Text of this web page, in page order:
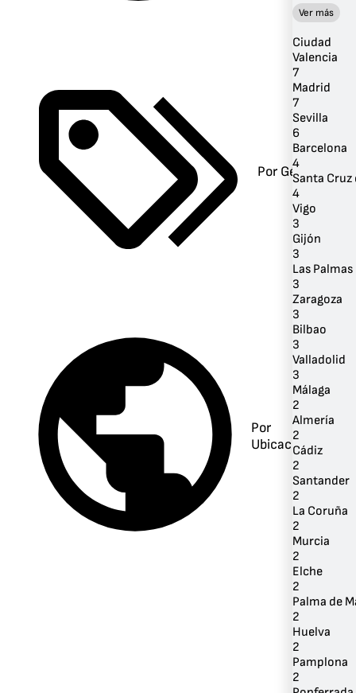
Por Género
Por
Ubicación
Ver más
Ciudad
Valencia
7
Madrid
7
Sevilla
6
Barcelona
4
Santa Cruz
4
Vigo
3
Gijón
3
Las
3
Zaragoza
3
Bilbao
3
Valladolid
3
Málaga
2
Almería
2
Cádiz
2
Santander
2
La Coruña
2
Murcia
2
Elche
2
Palma de
2
Huelva
2
Pamplona
2